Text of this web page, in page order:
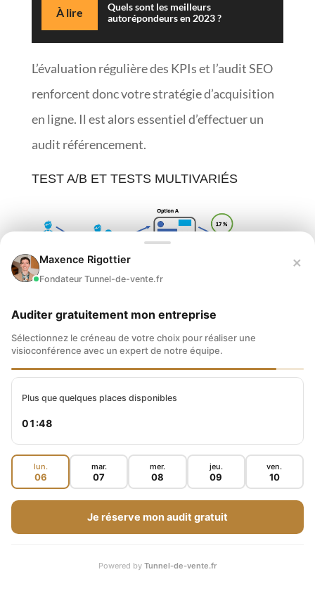
À lire
Quels sont les meilleurs
autorépondeurs en 2023 ?
L’évaluation régulière des KPIs et l’audit SEO
renforcent donc votre stratégie d’acquisition
en ligne. Il est alors essentiel d’effectuer un
audit référencement.
TEST A/B ET TESTS MULTIVARIÉS
Durant le test A/B, deux versions d’une page
sont comparées. Le but est de déterminer la
plus performante.
variantes simultanément. Ils visent à affiner
l’expérience utilisateur et à augmenter le taux
de conversion.
Maxence Rigottier
Fondateur Tunnel-de-vente.fr
×
Auditer gratuitement mon entreprise
Sélectionnez le créneau de votre choix pour réaliser une
visioconférence avec un expert de notre équipe.
Plus que quelques places disponibles
01:47
lun.
06
mar.
07
mer.
08
jeu.
09
ven.
10
Je réserve mon audit gratuit
Powered by Tunnel-de-vente.fr